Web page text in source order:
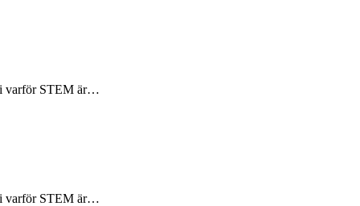
varför STEM är…
varför STEM är…